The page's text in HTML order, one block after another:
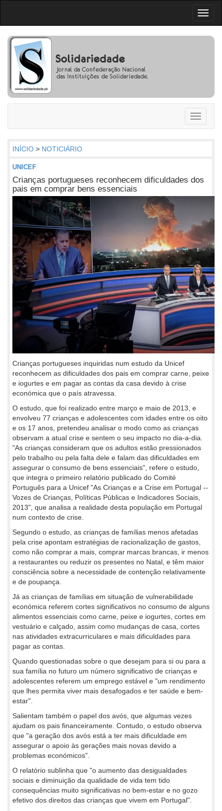
Toggle
INÍCIO > NOTICIÁRIO
UNICEF
Crianças portugueses reconhecem dificuldades dos
pais em comprar bens essenciais
Crianças portugueses inquiridas num estudo da Unicef
reconhecem as dificuldades dos pais em comprar carne, peixe
e iogurtes e em pagar as contas da casa devido à crise
económica que o país atravessa.
O estudo, que foi realizado entre março e maio de 2013, e
envolveu 77 crianças e adolescentes com idades entre os oito
e os 17 anos, pretendeu analisar o modo como as crianças
observam a atual crise e sentem o seu impacto no dia-a-dia.
"As crianças consideram que os adultos estão pressionados
pelo trabalho ou pela falta dele e falam das dificuldades em
assegurar o consumo de bens essenciais", refere o estudo,
que integra o primeiro relatório publicado do Comité
Português para a Unicef "As Crianças e a Crise em Portugal --
Vozes de Crianças, Políticas Públicas e Indicadores Sociais,
2013", que analisa a realidade desta população em Portugal
num contexto de crise.
Segundo o estudo, as crianças de famílias menos afetadas
pela crise apontam estratégias de racionalização de gastos,
como não comprar a mais, comprar marcas brancas, ir menos
a restaurantes ou reduzir os presentes no Natal, e têm maior
consciência sobre a necessidade de contenção relativamente
e de poupança.
Já as crianças de famílias em situação de vulnerabilidade
económica referem cortes significativos no consumo de alguns
alimentos essenciais como carne, peixe e iogurtes, cortes em
vestuário e calçado, assim como mudanças de casa, cortes
nas atividades extracurriculares e mais dificuldades para
pagar as contas.
Quando questionadas sobre o que desejam para si ou para a
sua família no futuro um número significativo de crianças e
adolescentes referem um emprego estável e "um rendimento
que lhes permita viver mais desafogados e ter saúde e bem-
estar".
Salientam também o papel dos avós, que algumas vezes
ajudam os pais financeiramente. Contudo, o estudo observa
que "a geração dos avós está a ter mais dificuldade em
assegurar o apoio às gerações mais novas devido a
problemas económicos".
O relatório sublinha que "o aumento das desigualdades
sociais e diminuição da qualidade de vida tem tido
consequências muito significativas no bem-estar e no gozo
efetivo dos direitos das crianças que vivem em Portugal".